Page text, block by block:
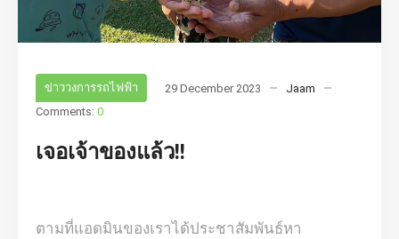
ข่าววงการรถไฟฟ้า 29 December 2023
Jaam
Comments: 0
เจอเจ้าของแล้ว!!
ตามที่แอดมินของเราได้ประชาสัมพันธ์หา